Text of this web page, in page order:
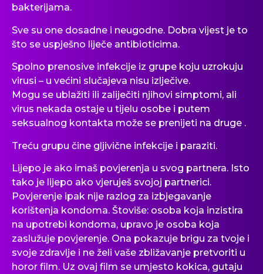
bakterijama.
Sve su one dosadne i neugodne. Dobra vijest je to
što se uspješno liječe antibioticima.
Spolno prenosive infekcije iz grupe koju uzrokuju
virusi – u većini slučajeva nisu izlječive.
Mogu se ublažiti ili zaliječiti njihovi simptomi, ali
virus nekada ostaje u tijelu osobe i putem
seksualnog kontakta može se prenijeti na druge .
Treću grupu čine gljivične infekcije i paraziti.
Lijepo je ako imaš povjerenja u svog partnera. Isto
tako je lijepo ako vjeruješ svojoj partnerici.
Povjerenje ipak nije razlog za izbjegavanje
korištenja kondoma. Štoviše: osoba koja inzistira
na upotrebi kondoma, upravo je osoba koja
zaslužuje povjerenje. Ona pokazuje brigu za tvoje i
svoje zdravlje i ne želi vaše zbližavanje pretvoriti u
horor film. Uz ovaj film se umjesto kokica, gutaju